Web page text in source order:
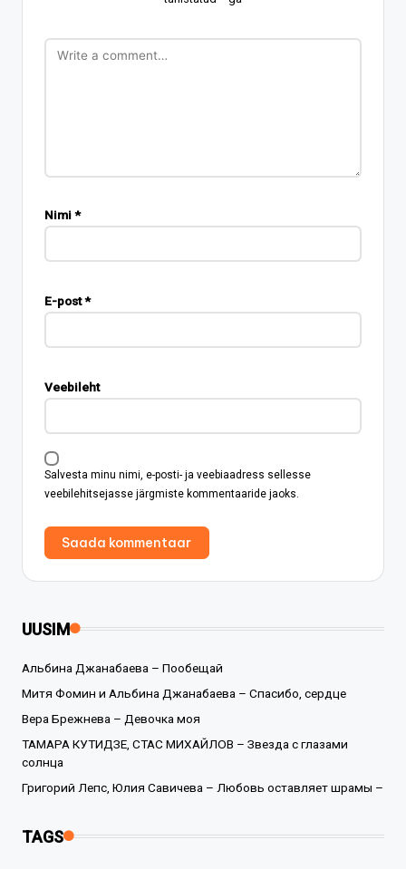
Nimi*
E-post*
Veebileht
Salvesta minu nimi, e-posti- ja veebiaadress sellesse
veebilehitsejasse järgmiste kommentaaride jaoks.
UUSIM
Альбина Джанабаева – Пообещай
Митя Фомин и Альбина Джанабаева – Спасибо, сердце
Вера Брежнева – Девочка моя
ТАМАРА КУТИДЗЕ, СТАС МИХАЙЛОВ – Звезда с глазами
солнца
Григорий Лепс, Юлия Савичева – Любовь оставляет шрамы –
TAGS